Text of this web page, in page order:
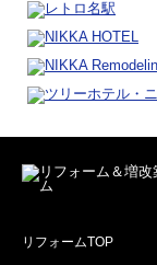
リフォームTOP